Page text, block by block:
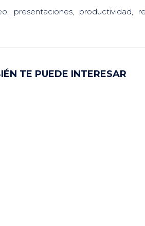
presentaciones productividad
TE PUEDE INTERESAR